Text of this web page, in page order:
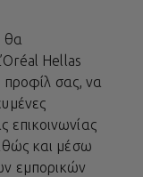
θα
Hellas
προφίλ σας, να
επικοινωνίας
και μέσω
εμπορικών